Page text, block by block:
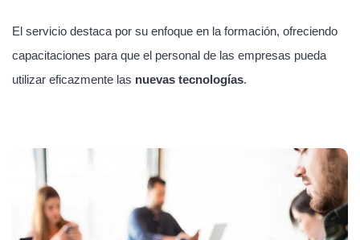
El servicio destaca por su enfoque en la formación, ofreciendo
capacitaciones para que el personal de las empresas pueda
utilizar eficazmente las nuevas tecnologías.